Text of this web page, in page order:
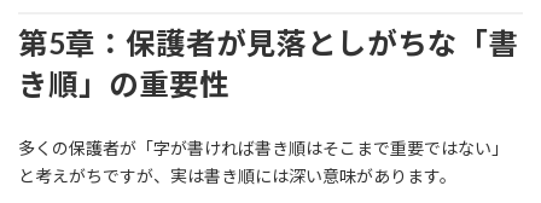
第5章：保護者が見落としがちな「書
き順」の重要性
多くの保護者が「字が書ければ書き順はそこまで重要ではない」
と考えがちですが、実は書き順には深い意味があります。